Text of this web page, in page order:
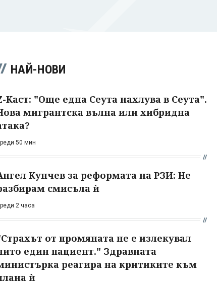
НАЙ-НОВИ
Каст: "Още една Сеута нахлува в Сеута".
мигрантска вълна или хибридна
50 мин
Кунчев за реформата на РЗИ: Не
смисъла ѝ
2 часа
от промяната не е излекувал
един пациент." Здравната
реагира на критиките към
ѝ